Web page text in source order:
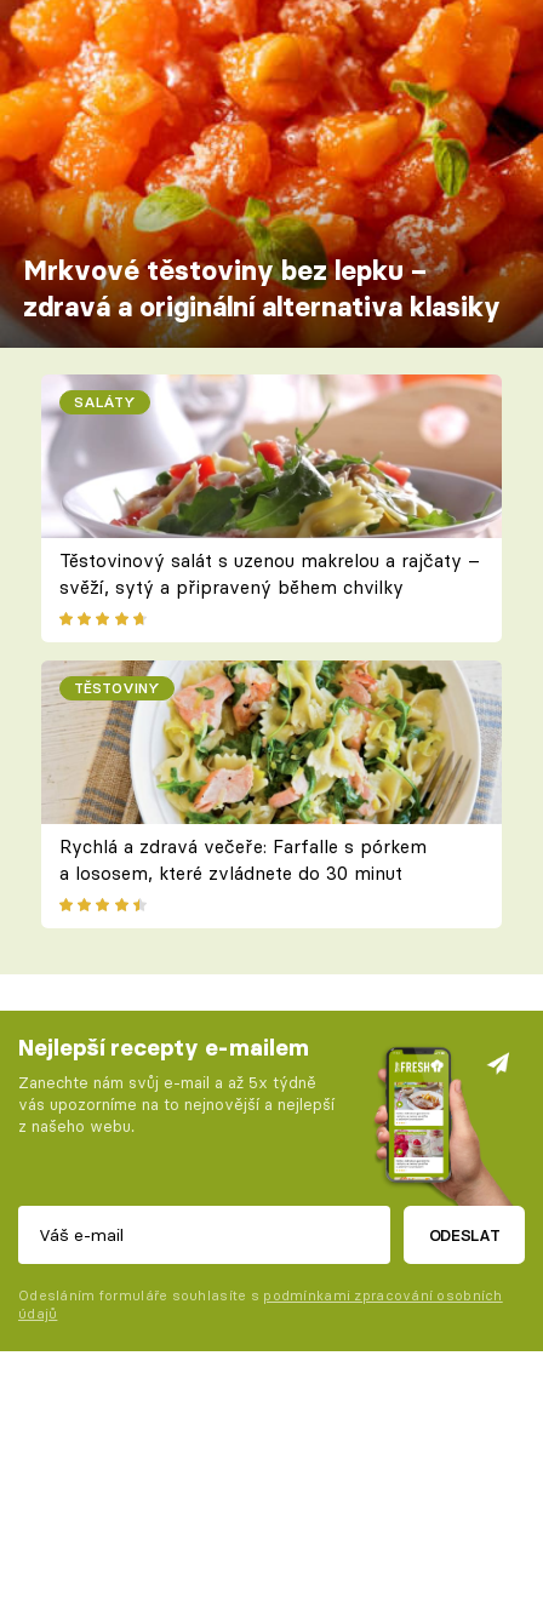
Mrkvové těstoviny bez lepku –
zdravá a originální alternativa klasiky
SALÁTY
Těstovinový salát s uzenou makrelou a rajčaty –
svěží, sytý a připravený během chvilky
TĚSTOVINY
Rychlá a zdravá večeře: Farfalle s pórkem
a lososem, které zvládnete do 30 minut
Nejlepší recepty e-mailem
Zanechte nám svůj e-mail a až 5x týdně
vás upozorníme na to nejnovější a nejlepší
z našeho webu.
ODESLAT
Odesláním formuláře souhlasíte s podmínkami zpracování osobních
údajů